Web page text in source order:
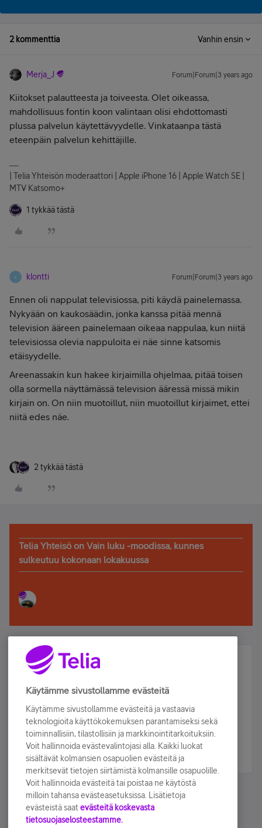
2 kommenttia Vanhin ensin
Merja_J Forum|Forum|3 years ago
Kiitokset palautteesta ja toiveesta. Olet oikeassa,
mahdollisuus fontin koon valintaan olisi ehdottomasti
plussa palvelun käytettävyydelle. Vinkataanpa tästä
eteenpäin palvelun kehittäjille.
| Telia Yhteisön moderaattori | Apple iPhone 16 | Apple Watch SE |
MTV Katsomo+
1 tykkää tästä
K klontti Forum|Forum|3 years ago
Ennen oli nappulat televisiossa, piti käydä painelemassa.
Nykyään on kaukosäädin, jonka kanssa pitää mennä
television ääreen painelemaan oikeaa nappulaa, kun niitä
televisiossa olevia nappuloita ei näe sinne katsomis
etäisyydelle.
Areenassakin kun hakee kirjaimilla ohjelmaa, pitää toisen
olla sormella näyttämässä television ääressä missä mikin
kirjain on. On niin muotoillut, niin muotoillut kirjaimet, ettei
niitä edes näe.
2 tykkää tästä
Telia Yhteisö on Vain luku -moodissa, kunnes
sulkeutuu kokonaan lokakuussa
Älä jää paitsi – osallistu ja voita!
Tilaa Telian uutiskirje ja olet mukana arvonnassa.
sähköpostiisi.
Tilaa nyt
Käytämme sivustollamme evästeitä
Käytämme sivustollamme evästeitä ja vastaavia
teknologioita käyttökokemuksen parantamiseksi sekä
toiminnallisiin, tilastollisiin ja markkinointitarkoituksiin.
Voit hallinnoida evästevalintojasi alla. Kaikki luokat
sisältävät kolmansien osapuolien evästeitä ja
merkitsevät tietojen siirtämistä kolmansille osapuolille.
Voit hallinnoida evästeitä tai poistaa ne käytöstä
milloin tahansa evästeasetuksissa. Lisätietoja
evästeistä saat evästeitä koskevasta
tietosuojaselosteestamme.